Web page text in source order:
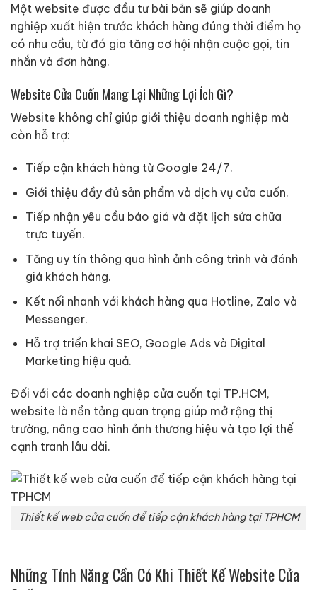
Một website được đầu tư bài bản sẽ giúp doanh
nghiệp xuất hiện trước khách hàng đúng thời điểm họ
có nhu cầu, từ đó gia tăng cơ hội nhận cuộc gọi, tin
nhắn và đơn hàng.
Website Cửa Cuốn Mang Lại Những Lợi Ích Gì?
Website không chỉ giúp giới thiệu doanh nghiệp mà
còn hỗ trợ:
Tiếp cận khách hàng từ Google 24/7.
Giới thiệu đầy đủ sản phẩm và dịch vụ cửa cuốn.
Tiếp nhận yêu cầu báo giá và đặt lịch sửa chữa
trực tuyến.
Tăng uy tín thông qua hình ảnh công trình và đánh
giá khách hàng.
Kết nối nhanh với khách hàng qua Hotline, Zalo và
Messenger.
Hỗ trợ triển khai SEO, Google Ads và Digital
Marketing hiệu quả.
Đối với các doanh nghiệp cửa cuốn tại TP.HCM,
website là nền tảng quan trọng giúp mở rộng thị
trường, nâng cao hình ảnh thương hiệu và tạo lợi thế
cạnh tranh lâu dài.
Thiết kế web cửa cuốn để tiếp cận khách hàng tại TPHCM
Những Tính Năng Cần Có Khi Thiết Kế Website Cửa